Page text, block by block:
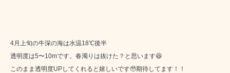
4月上旬の牛深の海は水温18℃後半
透明度は5〜10mです。春濁りは抜けた？と思います😆
このまま透明度UPしてくれると嬉しいです🥹期待してます！！